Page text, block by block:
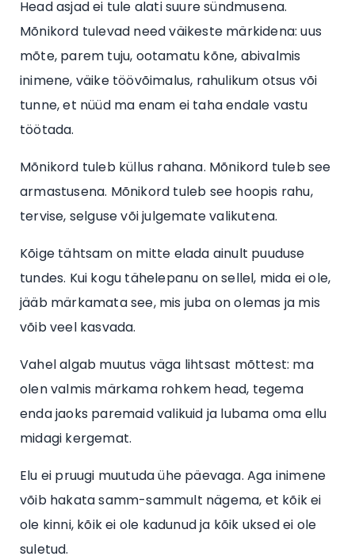
Head asjad ei tule alati suure sündmusena.
Mõnikord tulevad need väikeste märkidena: uus
mõte, parem tuju, ootamatu kõne, abivalmis
inimene, väike töövõimalus, rahulikum otsus või
tunne, et nüüd ma enam ei taha endale vastu
töötada.
Mõnikord tuleb küllus rahana. Mõnikord tuleb see
armastusena. Mõnikord tuleb see hoopis rahu,
tervise, selguse või julgemate valikutena.
Kõige tähtsam on mitte elada ainult puuduse
tundes. Kui kogu tähelepanu on sellel, mida ei ole,
jääb märkamata see, mis juba on olemas ja mis
võib veel kasvada.
Vahel algab muutus väga lihtsast mõttest: ma
olen valmis märkama rohkem head, tegema
enda jaoks paremaid valikuid ja lubama oma ellu
midagi kergemat.
Elu ei pruugi muutuda ühe päevaga. Aga inimene
võib hakata samm-sammult nägema, et kõik ei
ole kinni, kõik ei ole kadunud ja kõik uksed ei ole
suletud.